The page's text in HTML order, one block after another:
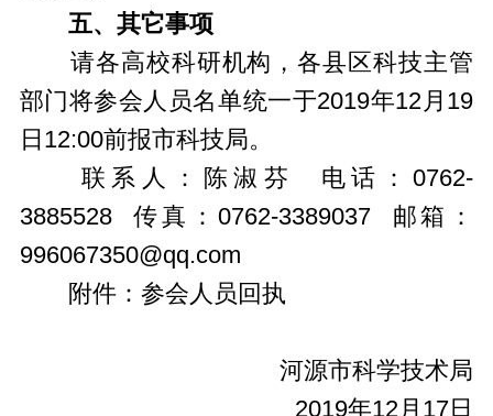
五、其它事项
请各高校科研机构，各县区科技主管
部门将参会人员名单统一于2019年12月19
日12:00前报市科技局。
联系人：陈淑芬 电话：0762-
3885528 传真：0762-3389037 邮箱：
996067350@qq.com
附件： 参会人员回执
河源市科学技术局
2019年12月17日